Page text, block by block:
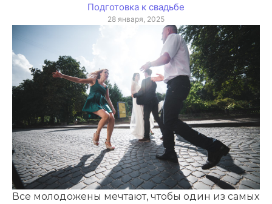
Подготовка к свадьбе
28 января, 2025
Все молодожены мечтают, чтобы один из самых